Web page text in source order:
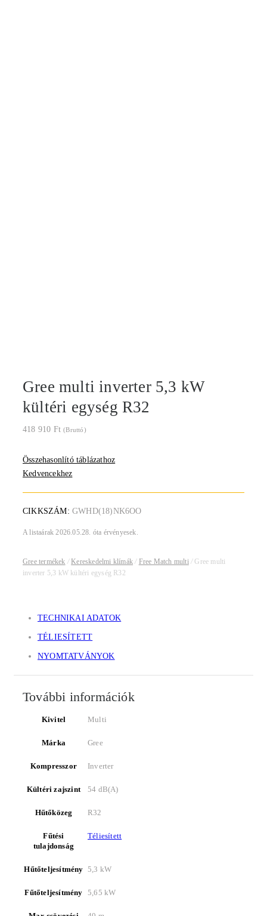
Gree multi inverter 5,3 kW
kültéri egység R32
418 910 Ft (Bruttó)
Összehasonlító táblázathoz
Kedvencekhez
CIKKSZÁM: GWHD(18)NK6OO
A listaárak 2026.05.28. óta érvényesek.
Gree termékek / Kereskedelmi klímák / Free Match multi /Gree multi
inverter 5,3 kW kültéri egység R32
TECHNIKAI ADATOK
TÉLIESÍTETT
NYOMTATVÁNYOK
További információk
Kivitel Multi
Márka Gree
Kompresszor Inverter
Kültéri zajszint 54 dB(A)
Hűtőközeg R32
Fűtési
tulajdonság
Téliesített
Hűtőteljesítmény 5,3 kW
Fűtőteljesítmény 5,65 kW